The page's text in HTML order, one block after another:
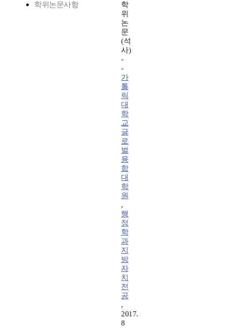
학위논문사항
학
위
논
문
(석
사)
-
-
가
톨
릭
대
학
교
글
로
벌
융
합
대
학
원
,
행
정
학
과
지
방
자
치
전
공
,
2017.
8